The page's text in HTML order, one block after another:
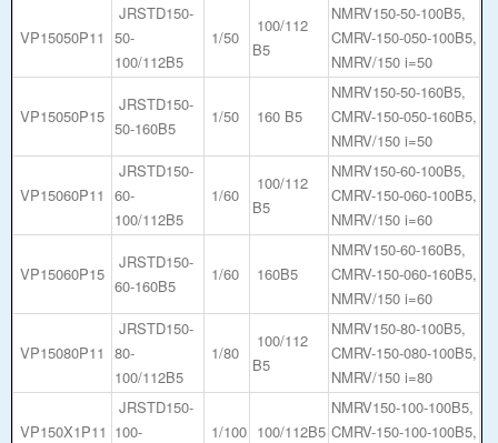
VP15050P11
JRSTD150-
50-
100/112B5
1/50
100/112
B5
NMRV150-50-100B5,
CMRV-150-050-100B5,
NMRV/150 i=50
VP15050P15
JRSTD150-
50-160B5
1/50 160 B5
NMRV150-50-160B5,
CMRV-150-050-160B5,
NMRV/150 i=50
VP15060P11
JRSTD150-
60-
100/112B5
1/60
100/112
B5
NMRV150-60-100B5,
CMRV-150-060-100B5,
NMRV/150 i=60
VP15060P15
JRSTD150-
60-160B5
1/60 160B5
NMRV150-60-160B5,
CMRV-150-060-160B5,
NMRV/150 i=60
VP15080P11
JRSTD150-
80-
100/112B5
1/80
100/112
B5
NMRV150-80-100B5,
CMRV-150-080-100B5,
NMRV/150 i=80
VP150X1P11
JRSTD150-
100-
1/100 100/112B5
NMRV150-100-100B5,
CMRV-150-100-100B5,